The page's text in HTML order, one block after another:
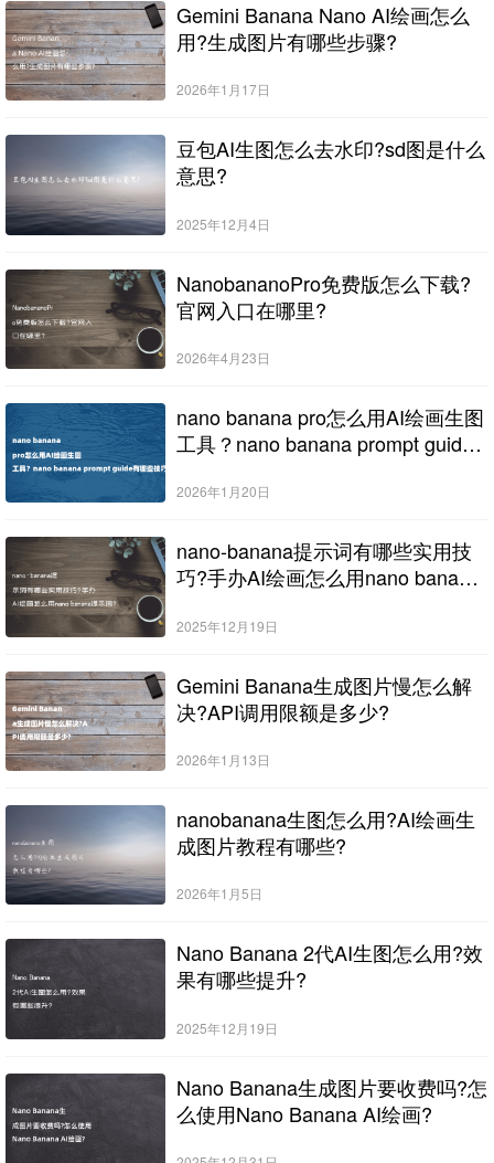
Gemini Banana Nano AI绘画怎么
用?生成图片有哪些步骤?
2026年1月17日
豆包AI生图怎么去水印?sd图是什么
意思?
2025年12月4日
NanobananoPro免费版怎么下载?
官网入口在哪里?
2026年4月23日
nano banana pro怎么用AI绘画生图
工具？nano banana prompt guide
2026年1月20日
nano-banana提示词有哪些实用技
巧?手办AI绘画怎么用nano banana
2025年12月19日
Gemini Banana生成图片慢怎么解
决?API调用限额是多少?
2026年1月13日
nanobanana生图怎么用?AI绘画生
成图片教程有哪些?
2026年1月5日
Nano Banana 2代AI生图怎么用?效
果有哪些提升?
2025年12月19日
Nano Banana生成图片要收费吗?怎
么使用Nano Banana AI绘画?